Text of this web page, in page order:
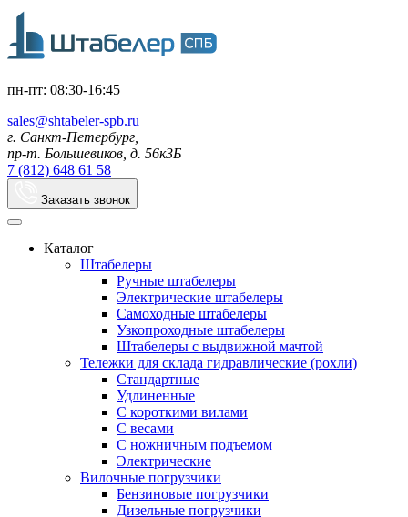
пн-пт: 08:30-16:45
sales@shtabeler-spb.ru
г. Санкт-Петербург,
пр-т. Большевиков, д. 56к3Б
7 (812) 648 61 58
Заказать звонок
Каталог
Штабелеры
Ручные штабелеры
Электрические штабелеры
Самоходные штабелеры
Узкопроходные штабелеры
Штабелеры с выдвижной мачтой
Тележки для склада гидравлические (рохли)
Стандартные
Удлиненные
С короткими вилами
С весами
С ножничным подъемом
Электрические
Вилочные погрузчики
Бензиновые погрузчики
Дизельные погрузчики